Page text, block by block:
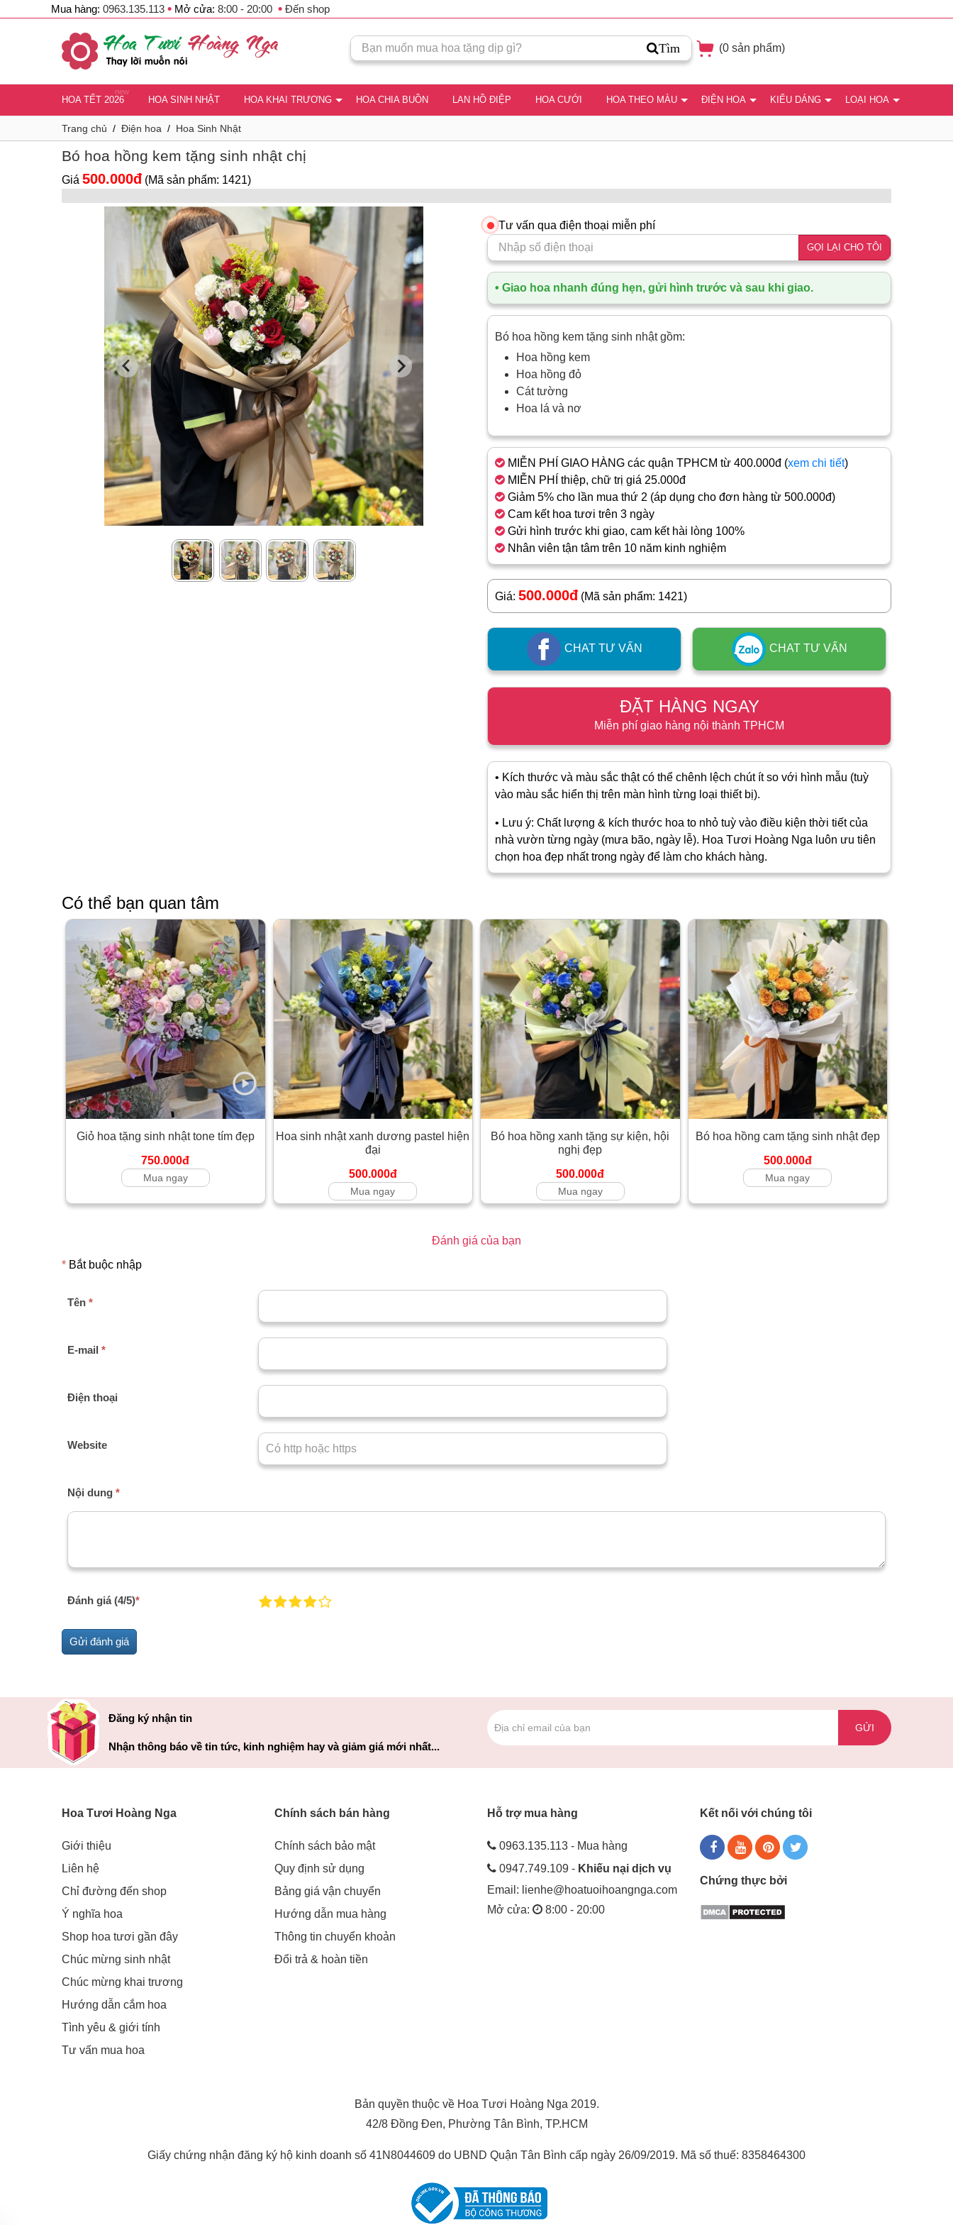
Mua hàng: 0963.135.113 • Mở cửa: 8:00 - 20:00 • Đến shop
Tìm (0 sản phẩm)
new
HOA TẾT 2026 HOA SINH NHẬT HOA KHAI TRƯƠNG HOA CHIA BUỒN LAN HỒ ĐIỆP HOA CƯỚI HOA THEO MÀU ĐIỆN HOA KIỂU DÁNG LOẠI HOA
Trang chủ / Điện hoa / Hoa Sinh Nhật
Bó hoa hồng kem tặng sinh nhật chị
Giá 500.000đ (Mã sản phẩm: 1421)
Tư vấn qua điện thoại miễn phí
GỌI LẠI CHO TÔI
• Giao hoa nhanh đúng hẹn, gửi hình trước và sau khi giao.
Bó hoa hồng kem tặng sinh nhật gồm:
Hoa hồng kem
Hoa hồng đỏ
Cát tường
Hoa lá và nơ
MIỄN PHÍ GIAO HÀNG các quận TPHCM từ 400.000đ (xem chi tiết)
MIỄN PHÍ thiệp, chữ trị giá 25.000đ
Giảm 5% cho lần mua thứ 2 (áp dụng cho đơn hàng từ 500.000đ)
Cam kết hoa tươi trên 3 ngày
Gửi hình trước khi giao, cam kết hài lòng 100%
Nhân viên tận tâm trên 10 năm kinh nghiệm
Giá: 500.000đ (Mã sản phẩm: 1421)
CHAT TƯ VẤN CHAT TƯ VẤN
ĐẶT HÀNG NGAY
Miễn phí giao hàng nội thành TPHCM
• Kích thước và màu sắc thật có thể chênh lệch chút ít so với hình mẫu (tuỳ
vào màu sắc hiển thị trên màn hình từng loại thiết bị).
• Lưu ý: Chất lượng & kích thước hoa to nhỏ tuỳ vào điều kiện thời tiết của
nhà vườn từng ngày (mưa bão, ngày lễ). Hoa Tươi Hoàng Nga luôn ưu tiên
chọn hoa đẹp nhất trong ngày để làm cho khách hàng.
Có thể bạn quan tâm
Giỏ hoa tặng sinh nhật tone tím đẹp
750.000đ
Mua ngay
Hoa sinh nhật xanh dương pastel hiện
đại
500.000đ
Mua ngay
Bó hoa hồng xanh tặng sự kiện, hội
nghị đẹp
500.000đ
Mua ngay
Bó hoa hồng cam tặng sinh nhật đẹp
500.000đ
Mua ngay
Đánh giá của bạn
* Bắt buộc nhập
Tên *
E-mail *
Điện thoại
Website
Nội dung *
Đánh giá (4/5)*
Đăng ký nhận tin
Nhận thông báo về tin tức, kinh nghiệm hay và giảm giá mới nhất...
GỬI
Hoa Tươi Hoàng Nga
Giới thiệu
Liên hệ
Chỉ đường đến shop
Ý nghĩa hoa
Shop hoa tươi gần đây
Chúc mừng sinh nhật
Chúc mừng khai trương
Hướng dẫn cắm hoa
Tình yêu & giới tính
Tư vấn mua hoa
Chính sách bán hàng
Chính sách bảo mật
Quy định sử dụng
Bảng giá vận chuyển
Hướng dẫn mua hàng
Thông tin chuyển khoản
Đổi trả & hoàn tiền
Hỗ trợ mua hàng
0963.135.113 - Mua hàng
0947.749.109 - Khiếu nại dịch vụ
Email: lienhe@hoatuoihoangnga.com
Mở cửa:
8:00 - 20:00
Kết nối với chúng tôi
Chứng thực bởi
Bản quyền thuộc về Hoa Tươi Hoàng Nga 2019.
42/8 Đồng Đen, Phường Tân Bình, TP.HCM
Giấy chứng nhận đăng ký hộ kinh doanh số 41N8044609 do UBND Quận Tân Bình cấp ngày 26/09/2019. Mã số thuế: 8358464300